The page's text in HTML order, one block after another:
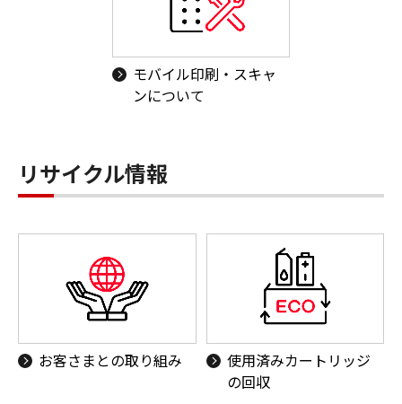
モバイル印刷・スキャ
ンについて
リサイクル情報
お客さまとの取り組み
使用済みカートリッジ
の回収